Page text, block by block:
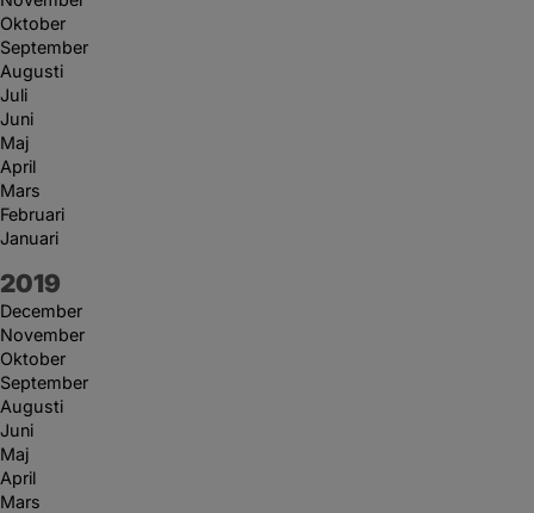
Oktober
September
Augusti
Juli
Juni
Maj
April
Mars
Februari
Januari
År:
2019
December
November
Oktober
September
Augusti
Juni
Maj
April
Mars